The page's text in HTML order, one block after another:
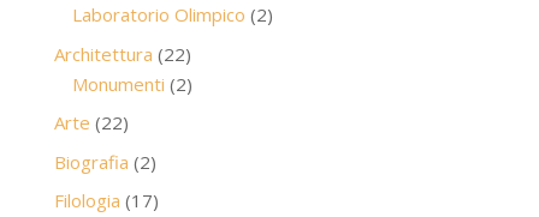
Laboratorio Olimpico 22
Architettura 2222
prodotti
Monumenti 22
Arte 2222
prodotti
Biografia 22
prodotti
Filologia 1717